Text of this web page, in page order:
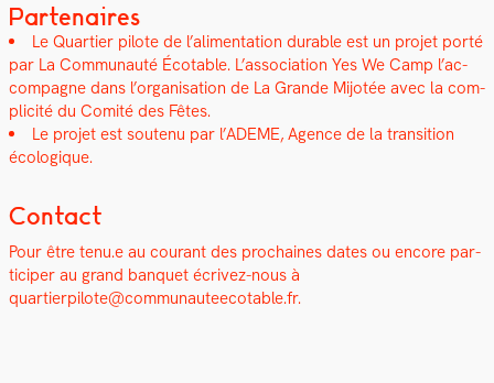
Partenaires
Le Quarti­er pilote de l’alimentation durable est un pro­jet porté
par La Com­mu­nauté Écotable. L’as­so­ci­a­tion Yes We Camp l’ac­
com­pa­gne dans l’or­gan­i­sa­tion de La Grande Mijotée avec la com­
plic­ité du Comité des Fêtes.
Le pro­jet est soutenu par l’ADEME, Agence de la tran­si­tion
écologique.
Contact
Pour être tenu.e au courant des prochaines dates ou encore par­
ticiper au grand ban­quet écrivez-nous à
quartierpilote@communauteecotable.fr.